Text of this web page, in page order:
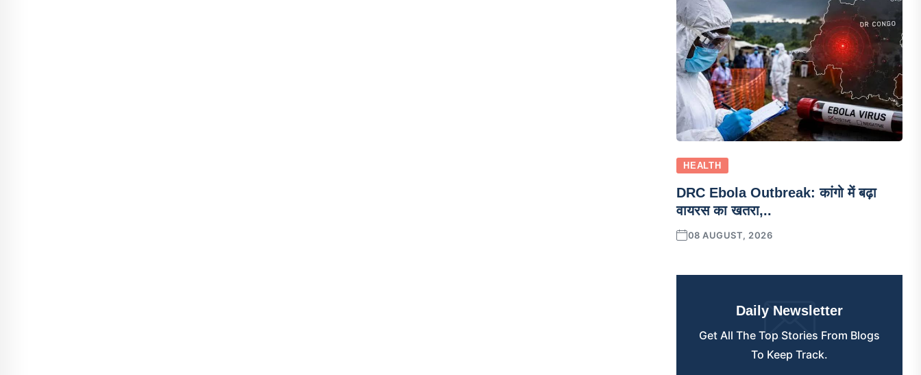
HEALTH
DRC Ebola Outbreak: कांगो में बढ़ा
वायरस का खतरा,..
08 AUGUST, 2026
Daily Newsletter
Get All The Top Stories From Blogs
To Keep Track.